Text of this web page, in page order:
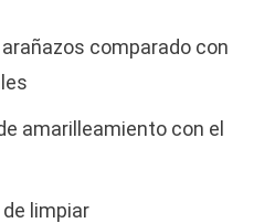
comparado con
amarilleamiento con el
limpiar